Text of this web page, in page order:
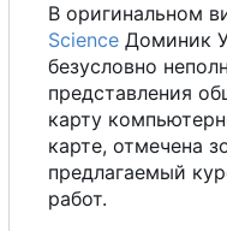
В оригинальном
Science Доминик
безусловно
представления
карту
карте, отмечена
предлагаемый
работ.